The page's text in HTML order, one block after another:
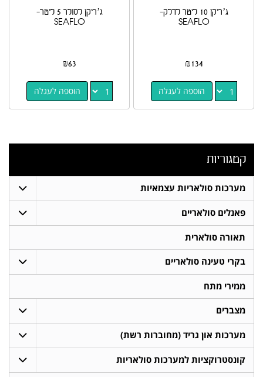
ג’ריקן 10 ליטר לדלק-
SEAFLO
₪134
הוספה לעגלה
ג’ריקן לסולר 5 ליטר-
SEAFLO
₪63
הוספה לעגלה
קטגוריות
מערכות סולאריות עצמאיות
פאנלים סולאריים
תאורה סולארית
בקרי טעינה סולאריים
ממירי מתח
מצברים
מערכות און גריד (מחוברות רשת)
קונסטרוקציות למערכות סולאריות